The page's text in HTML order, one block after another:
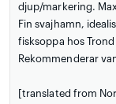
djup/markering.
Fin svajhamn,
fisksoppa hos
Rekommenderar
[translated from